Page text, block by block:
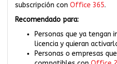
subscripción con Office 365.
Recomendado para:
Personas que ya tengan
licencia y quieran
Personas o empresas